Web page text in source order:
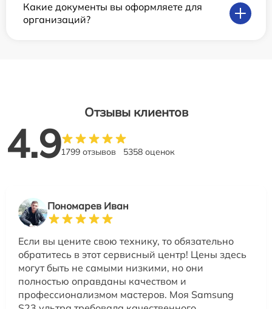
Какие документы вы оформляете для
организаций?
Отзывы клиентов
4.91799 отзывов 5358 оценок
Пономарев Иван
Если вы цените свою технику, то обязательно
обратитесь в этот сервисный центр! Цены здесь
могут быть не самыми низкими, но они
полностью оправданы качеством и
профессионализмом мастеров. Моя Samsung